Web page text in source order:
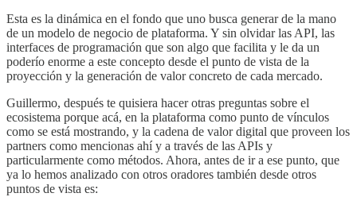
Esta es la dinámica en el fondo que uno busca generar de la mano
de un modelo de negocio de plataforma. Y sin olvidar las API, las
interfaces de programación que son algo que facilita y le da un
poderío enorme a este concepto desde el punto de vista de la
proyección y la generación de valor concreto de cada mercado.
Guillermo, después te quisiera hacer otras preguntas sobre el
ecosistema porque acá, en la plataforma como punto de vínculos
como se está mostrando, y la cadena de valor digital que proveen los
partners como mencionas ahí y a través de las APIs y
particularmente como métodos. Ahora, antes de ir a ese punto, que
ya lo hemos analizado con otros oradores también desde otros
puntos de vista es: